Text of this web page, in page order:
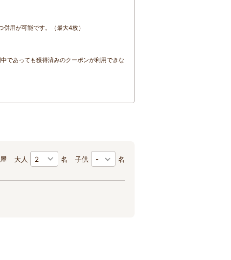
用が可能です。（最大4枚）
であっても獲得済みのクーポンが利用できな
大人 名 子供 - 名